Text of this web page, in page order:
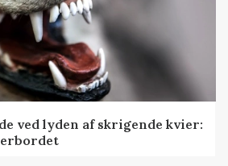
ved lyden af skrigende kvier: